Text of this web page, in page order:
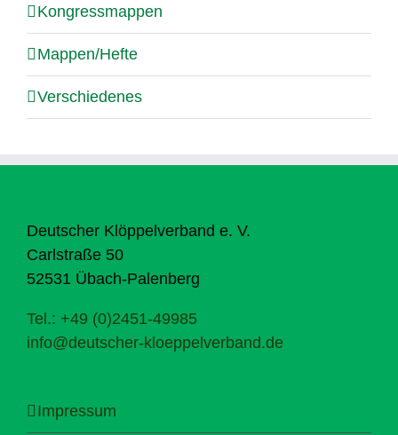
Kongressmappen
Mappen/Hefte
Verschiedenes
Deutscher Klöppelverband e. V.
Carlstraße 50
52531 Übach-Palenberg
Tel.: +49 (0)2451-49985
info@deutscher-kloeppelverband.de
Impressum